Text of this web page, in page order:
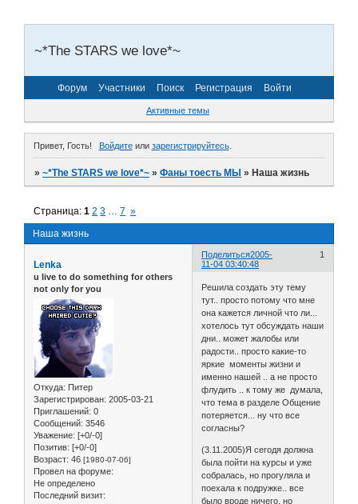
~*The STARS we love*~
Форум Участники Поиск Регистрация Войти
Активные темы
Привет, Гость! Войдитеили зарегистрируйтесь.
»~*The STARS we love*~ »Фаны тоесть МЫ »Наша жизнь
Наша жизнь
Страница:1 2 3 … 7 »
Поделиться 1
2005-
11-04 03:40:48
Lenka
u live to do something for others
not only for you
Откуда: Питер
Зарегистрирован: 2005-03-21
Приглашений: 0
Сообщений: 3546
Уважение: [+0/-0]
Позитив: [+0/-0]
Возраст: 46 [1980-07-06]
Провел на форуме:
Не определено
Последний визит:
Решила создать эту тему
тут.. просто потому что мне
она кажется личной что ли...
хотелось тут обсуждать наши
дни.. может жалобы или
радости.. просто какие-то
яркие моменты жизни и
именно нашей .. а не просто
флудить .. к тому же думала,
что тема в разделе Общение
потеряется... ну что все
согласны?
(3.11.2005)Я сегодя должна
была пойти на курсы и уже
собралась, но прогуляла и
поехала к подружке.. все
было вроде ничего, но